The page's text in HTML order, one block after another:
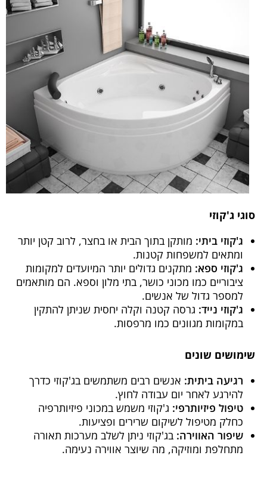
סוגי ג'קוזי
ג'קוזי ביתי:מותקן בתוך הבית או בחצר, לרוב קטן יותר
ומתאים למשפחות קטנות.
ג'קוזי ספא:מתקנים גדולים יותר המיועדים למקומות
ציבוריים כמו מכוני כושר, בתי מלון וספא. הם מותאמים
למספר גדול של אנשים.
ג'קוזי נייד:גרסה קטנה וקלה יחסית שניתן להתקין
במקומות מגוונים כמו מרפסות.
שימושים שונים
רגיעה ביתית:אנשים רבים משתמשים בג'קוזי כדרך
להירגע לאחר יום עבודה לחוץ.
טיפול פיזיותרפי:ג'קוזי משמש במכוני פיזיותרפיה
כחלק מטיפול לשיקום שרירים ופציעות.
שיפור האווירה:בג'קוזי ניתן לשלב מערכות תאורה
מתחלפת ומוזיקה, מה שיוצר אווירה נעימה.